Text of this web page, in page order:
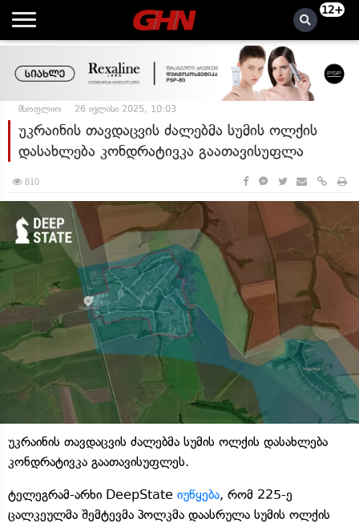
12+
მსოფლიო 26 ივლისი 2025, 10:03
უკრაინის თავდაცვის ძალებმა სუმის ოლქის
დასახლება კონდრატივკა გაათავისუფლა
810
უკრაინის თავდაცვის ძალებმა სუმის ოლქის დასახლება
კონდრატივკა გაათავისუფლეს.
ტელეგრამ-არხი DeepState იუწყება, რომ 225-ე
ცალკეულმა შემტევმა პოლკმა დაასრულა სუმის ოლქის